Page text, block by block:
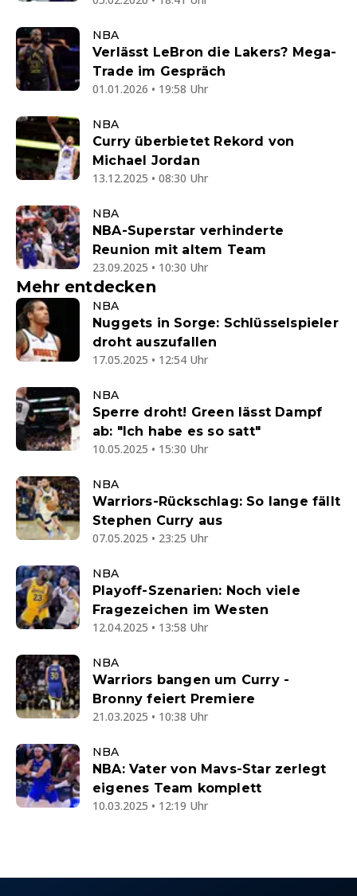
NBA
Verlässt LeBron die Lakers? Mega-
Trade im Gespräch
01.01.2026 • 19:58 Uhr
NBA
Curry überbietet Rekord von
Michael Jordan
13.12.2025 • 08:30 Uhr
NBA
NBA-Superstar verhinderte
Reunion mit altem Team
23.09.2025 • 10:30 Uhr
Mehr entdecken
NBA
Nuggets in Sorge: Schlüsselspieler
droht auszufallen
17.05.2025 • 12:54 Uhr
NBA
Sperre droht! Green lässt Dampf
ab: "Ich habe es so satt"
10.05.2025 • 15:30 Uhr
NBA
Warriors-Rückschlag: So lange fällt
Stephen Curry aus
07.05.2025 • 23:25 Uhr
NBA
Playoff-Szenarien: Noch viele
Fragezeichen im Westen
12.04.2025 • 13:58 Uhr
NBA
Warriors bangen um Curry -
Bronny feiert Premiere
21.03.2025 • 10:38 Uhr
NBA
NBA: Vater von Mavs-Star zerlegt
eigenes Team komplett
10.03.2025 • 12:19 Uhr